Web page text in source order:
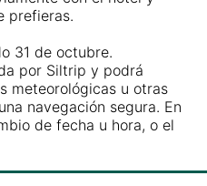
prefieras.
31 de octubre.
por Siltrip y podrá
meteorológicas u otras
navegación segura. En
de fecha u hora, o el